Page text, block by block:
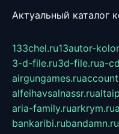
Актуальный каталог
133chel.ru13autor-
3-d-file.ru3d-file.rua-
airgungames.ru
alfeihavsalnassr.ru
aria-family.ruarkrym.ru
bankaribi.rubandamn.ru